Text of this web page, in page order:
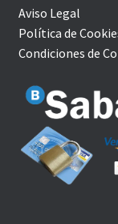
Aviso Legal
Política de
Condiciones de